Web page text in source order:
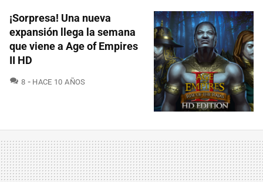
¡Sorpresa! Una nueva
expansión llega la semana
que viene a Age of Empires
II HD
8 COMENTARIOS
HACE 10 AÑOS